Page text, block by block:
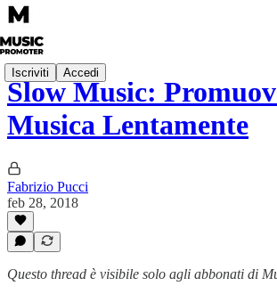
Iscriviti Accedi
Slow Music:
Musica Lentamente
Fabrizio Pucci
feb 28, 2018
Questo thread è visibile solo agli abbonati di